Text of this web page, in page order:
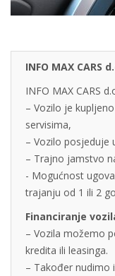
INFO MAX CARS
INFO MAX CARS
– Vozilo je
servisima,
– Vozilo posjeduje
– Trajno jamstvo
- Mogućnost
trajanju od 1 ili 2
Financiranje
– Vozila možemo
kredita ili leasinga.
– Također nudimo